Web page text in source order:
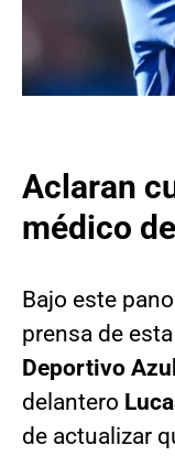
Aclaran
médico
Bajo este
prensa de
Deportivo Azul
delantero
de actualizar